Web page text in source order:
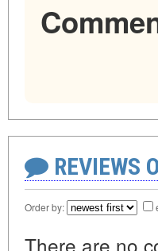
REVIEWS
Order by:
There are no